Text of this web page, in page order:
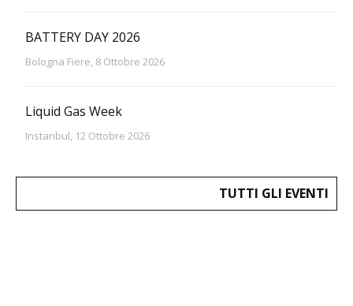
BATTERY DAY 2026
Bologna Fiere, 8 Ottobre 2026
Liquid Gas Week
Instanbul, 12 Ottobre 2026
TUTTI GLI EVENTI